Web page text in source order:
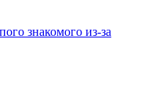
знакомого из-за